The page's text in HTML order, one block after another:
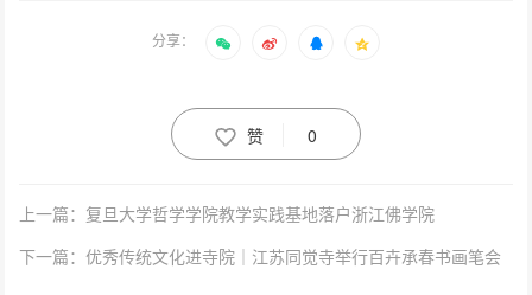
分享：
赞 0
上一篇：复旦大学哲学学院教学实践基地落户浙江佛学院
下一篇：优秀传统文化进寺院｜江苏同觉寺举行百卉承春书画笔会